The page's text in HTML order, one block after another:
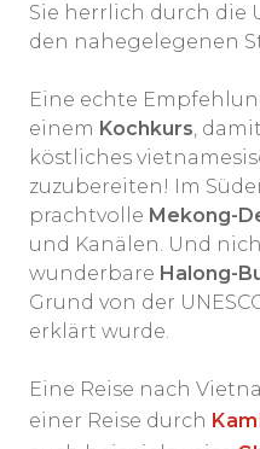
Sie herrlich durch die
den nahegelegenen
Eine echte
einem Kochkurs,
köstliches
zuzubereiten! Im
prachtvolle Mekong-
und Kanälen. Und
wunderbare Halong-
Grund von der
erklärt wurde.
Eine Reise nach
einer Reise durch